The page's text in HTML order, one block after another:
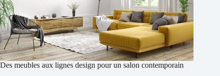
Des meubles aux lignes design pour un salon contemporain